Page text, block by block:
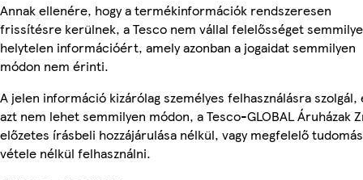
Annak ellenére, hogy a termékinformációk rendszeresen
frissítésre kerülnek, a Tesco nem vállal felelősséget
helytelen információért, amely azonban a jogaidat semmilyen
módon nem érinti.
A jelen információ kizárólag személyes felhasználásra szolgál,
azt nem lehet semmilyen módon, a Tesco-GLOBAL Áruházak
előzetes írásbeli hozzájárulása nélkül, vagy megfelelő
vétele nélkül felhasználni.